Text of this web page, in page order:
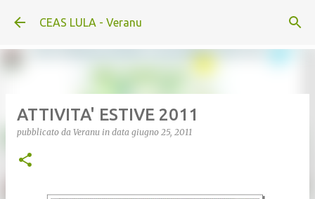
Passa ai contenuti principali
CEAS LULA - Veranu
ATTIVITA' ESTIVE 2011
pubblicato da Veranu in data giugno 25, 2011